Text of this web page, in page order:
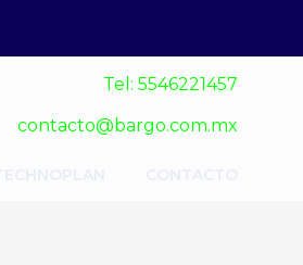
Tel: 5546221457
contacto@bargo.com.mx